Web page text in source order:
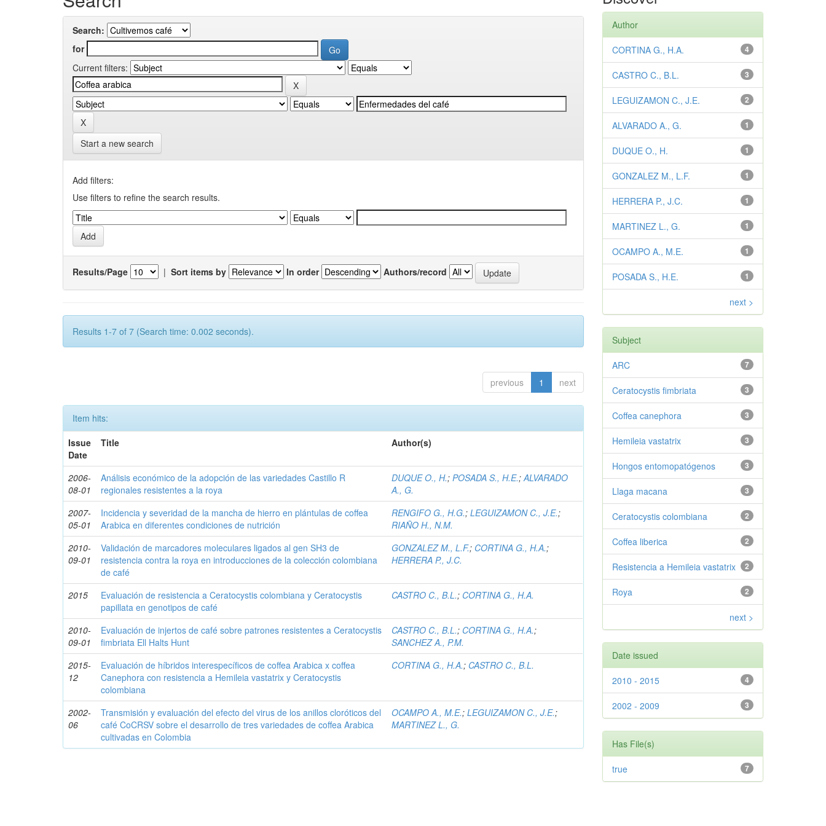
Search:
for
Current filters:
Start a new search
Add filters:
Use filters to refine the search results.
Results/Page | Sort items by In order Authors/record
Results 1-7 of 7 (Search time: 0.002 seconds).
previous 1 next
Item hits:
Issue
Date
Title Author(s)
2006-
08-01
Análisis económico de la adopción de las variedades Castillo R
regionales resistentes a la roya
DUQUE O., H.;POSADA S., H.E.;ALVARADO
A., G.
2007-
05-01
Incidencia y severidad de la mancha de hierro en plántulas de coffea
Arabica en diferentes condiciones de nutrición
RENGIFO G., H.G.;LEGUIZAMON C., J.E.;
RIAÑO H., N.M.
2010-
09-01
Validación de marcadores moleculares ligados al gen SH3 de
resistencia contra la roya en introducciones de la colección colombiana
de café
GONZALEZ M., L.F.; CORTINA G., H.A.;
HERRERA P., J.C.
2015
Evaluación de resistencia a Ceratocystis colombiana y Ceratocystis
papillata en genotipos de café
CASTRO C., B.L.; CORTINA G., H.A.
2010-
09-01
Evaluación de injertos de café sobre patrones resistentes a Ceratocystis
fimbriata Ell Halts Hunt
CASTRO C., B.L.; CORTINA G., H.A.;
SANCHEZ A., P.M.
2015-
12
Evaluación de híbridos interespecíficos de coffea Arabica x coffea
Canephora con resistencia a Hemileia vastatrix y Ceratocystis
colombiana
CORTINA G., H.A.; CASTRO C., B.L.
2002-
06
Transmisión y evaluación del efecto del virus de los anillos cloróticos del
café CoCRSV sobre el desarrollo de tres variedades de coffea Arabica
cultivadas en Colombia
OCAMPO A., M.E.;LEGUIZAMON C., J.E.;
MARTINEZ L., G.
Author
4
CORTINA G., H.A.
3
CASTRO C., B.L.
2
LEGUIZAMON C., J.E.
1
ALVARADO A., G.
1
DUQUE O., H.
1
GONZALEZ M., L.F.
1
HERRERA P., J.C.
1
MARTINEZ L., G.
1
OCAMPO A., M.E.
1
POSADA S., H.E.
next >
Subject
7
ARC
3
Ceratocystis fimbriata
3
Coffea canephora
3
Hemileia vastatrix
3
Hongos entomopatógenos
3
Llaga macana
2
Ceratocystis colombiana
2
Coffea liberica
2
Resistencia a Hemileia vastatrix
2
Roya
next >
Date issued
4
2010 - 2015
3
2002 - 2009
Has File(s)
7
true